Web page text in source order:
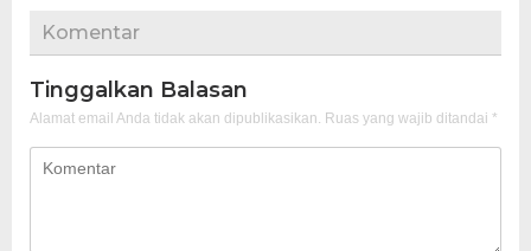
Komentar
Tinggalkan Balasan
Alamat email Anda tidak akan dipublikasikan. Ruas yang wajib ditandai *